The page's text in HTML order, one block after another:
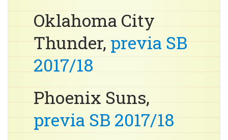
Oklahoma City
Thunder, previa SB
2017/18
Phoenix Suns,
previa SB 2017/18